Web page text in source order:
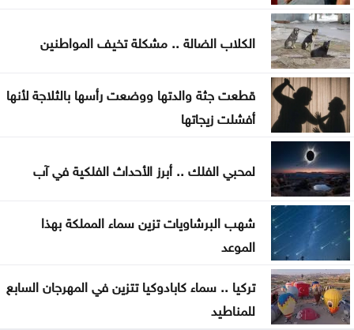
غوتيريش يدعو روسيا وأوكرانيا إلى تجنب استهداف
المدنيين
المواصفات والمقاييس: 25% من المنتجات تحمل
علامات تجارية مقلدة
الدفاع اليمنية تؤكد سقوط قتلى وجرحى في هجوم
حوثي وتتوعد بالرد
الكلاب الضالة .. مشكلة تخيف المواطنين
قطعت جثة والدتها ووضعت رأسها بالثلاجة لأنها
أفشلت زيجاتها
لمحبي الفلك .. أبرز الأحداث الفلكية في آب
شهب البرشاويات تزين سماء المملكة بهذا
الموعد
تركيا .. سماء كابادوكيا تتزين في المهرجان السابع
للمناطيد